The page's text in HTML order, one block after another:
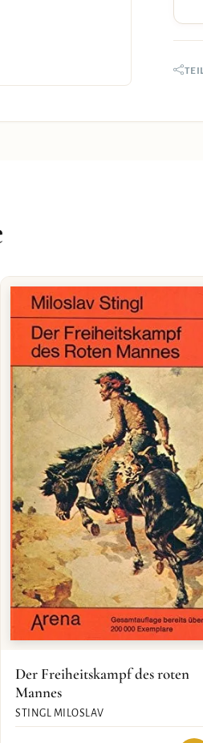
Der Freiheitskampf des roten
Mannes
STINGL MILOSLAV